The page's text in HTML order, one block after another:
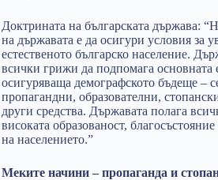
Доктрината на българската държава:
на държавата е да осигури условия за
естественото българско население.
всички грижи да подпомага основната
осигуряваща демографското бъдеще –
пропагандни, образователни,
други средства. Държавата полага
високата образованост,
на населението.”
Меките начини – пропаганда и